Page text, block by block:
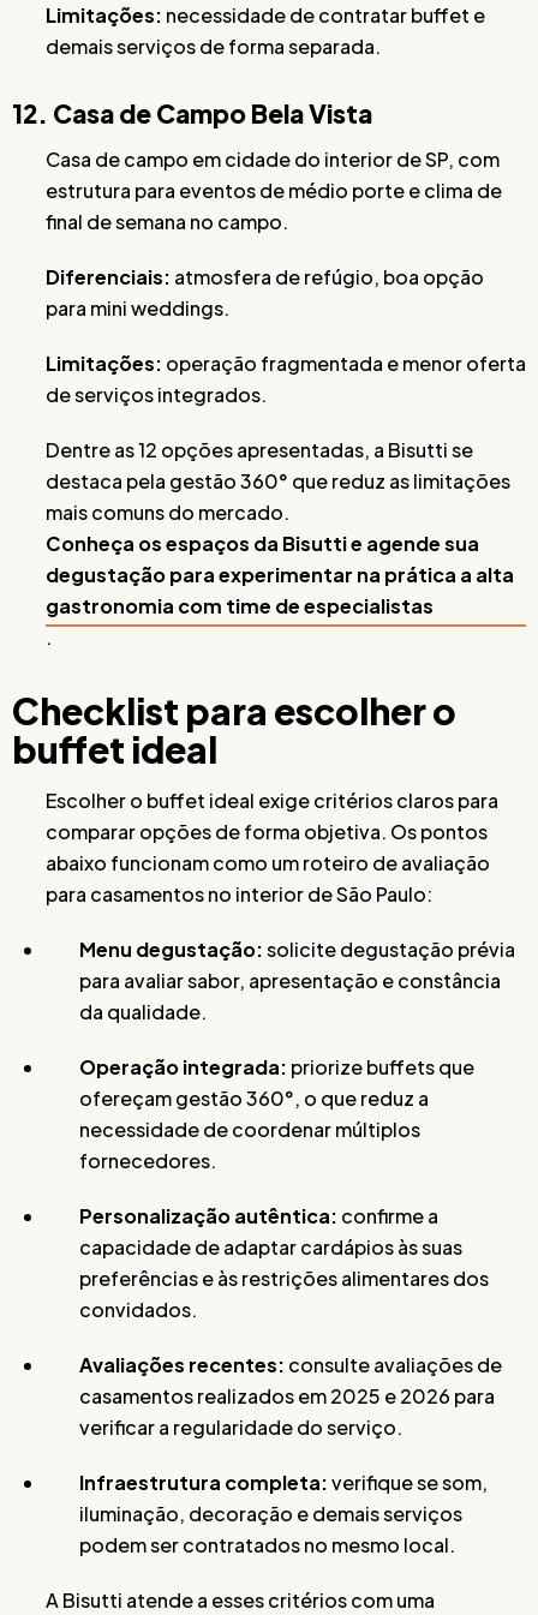
Limitações: necessidade de contratar buffet e
demais serviços de forma separada.
12. Casa de Campo Bela Vista
Casa de campo em cidade do interior de SP, com
estrutura para eventos de médio porte e clima de
final de semana no campo.
Diferenciais: atmosfera de refúgio, boa opção
para mini weddings.
Limitações: operação fragmentada e menor oferta
de serviços integrados.
Dentre as 12 opções apresentadas, a Bisutti se
destaca pela gestão 360° que reduz as limitações
mais comuns do mercado.
Conheça os espaços da Bisutti e agende sua
degustação para experimentar na prática a alta
gastronomia com time de especialistas
.
Checklist para escolher o
buffet ideal
Escolher o buffet ideal exige critérios claros para
comparar opções de forma objetiva. Os pontos
abaixo funcionam como um roteiro de avaliação
para casamentos no interior de São Paulo:
Menu degustação:solicite degustação prévia
para avaliar sabor, apresentação e constância
da qualidade.
Operação integrada: priorize buffets que
ofereçam gestão 360°, o que reduz a
necessidade de coordenar múltiplos
fornecedores.
Personalização autêntica: confirme a
capacidade de adaptar cardápios às suas
preferências e às restrições alimentares dos
convidados.
Avaliações recentes: consulte avaliações de
casamentos realizados em 2025 e 2026 para
verificar a regularidade do serviço.
Infraestrutura completa:verifique se som,
iluminação, decoração e demais serviços
podem ser contratados no mesmo local.
A Bisutti atende a esses critérios com uma